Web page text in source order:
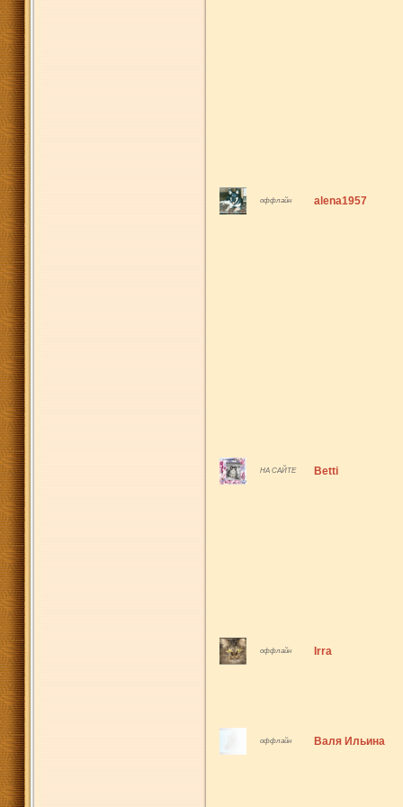
оффлайн alena1957
НА САЙТЕ Betti
оффлайн Irra
оффлайн Валя Ильина